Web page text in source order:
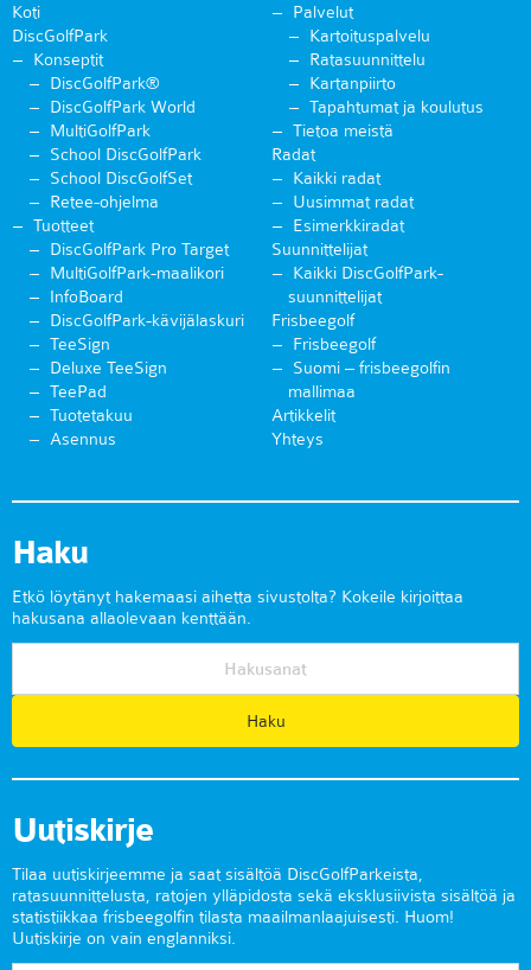
Koti
DiscGolfPark
Konseptit
DiscGolfPark®
DiscGolfPark World
MultiGolfPark
School DiscGolfPark
School DiscGolfSet
Retee-ohjelma
Tuotteet
DiscGolfPark Pro Target
MultiGolfPark-maalikori
InfoBoard
DiscGolfPark-kävijälaskuri
TeeSign
Deluxe TeeSign
TeePad
Tuotetakuu
Asennus
Palvelut
Kartoituspalvelu
Ratasuunnittelu
Kartanpiirto
Tapahtumat ja koulutus
Tietoa meistä
Radat
Kaikki radat
Uusimmat radat
Esimerkkiradat
Suunnittelijat
Kaikki DiscGolfPark-
suunnittelijat
Frisbeegolf
Frisbeegolf
Suomi – frisbeegolfin
mallimaa
Artikkelit
Yhteys
Haku
Etkö löytänyt hakemaasi aihetta sivustolta? Kokeile kirjoittaa
hakusana allaolevaan kenttään.
Uutiskirje
Tilaa uutiskirjeemme ja saat sisältöä DiscGolfParkeista,
ratasuunnittelusta, ratojen ylläpidosta sekä eksklusiivista sisältöä ja
statistiikkaa frisbeegolfin tilasta maailmanlaajuisesti. Huom!
Uutiskirje on vain englanniksi.